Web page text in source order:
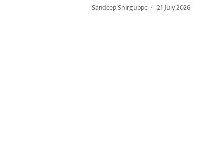
Sandeep Shirguppe 21 July 2026